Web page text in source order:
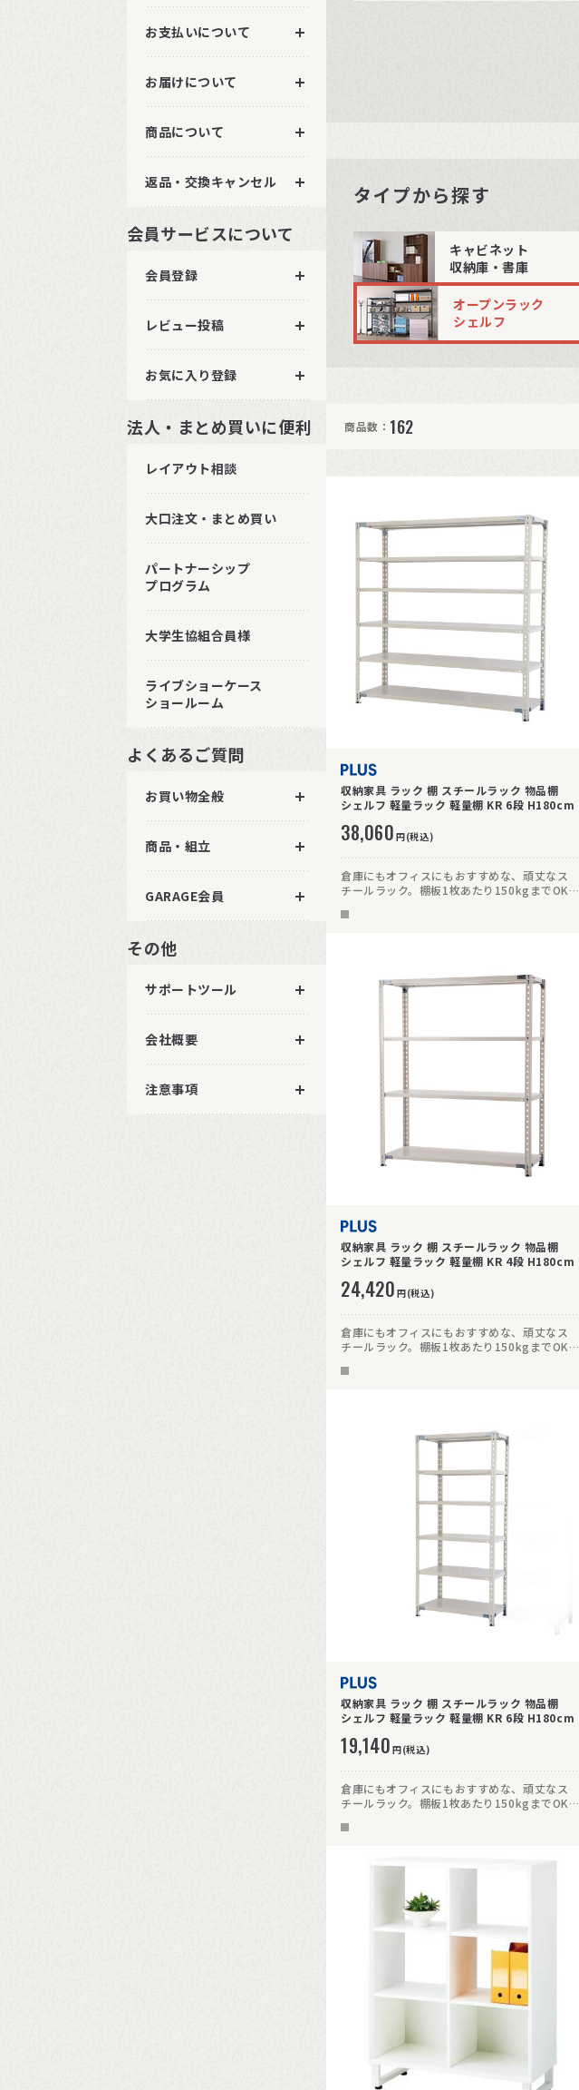
お支払いについて
お届けについて
商品について
返品・交換キャンセル
会員サービスについて
会員登録
レビュー投稿
お気に入り登録
法人・まとめ買いに便利
レイアウト相談
大口注文・まとめ買い
パートナーシップ
プログラム
大学生協組合員様
ライブショーケース
ショールーム
よくあるご質問
お買い物全般
商品・組立
GARAGE会員
その他
サポートツール
会社概要
注意事項
タイプから探す
キャビネット
収納庫・書庫
オープンラック
シェルフ
商品数： 162
収納家具 ラック 棚 スチールラック 物品棚
シェルフ 軽量ラック 軽量棚 KR 6段 H180cm
38,060 円(税込)
倉庫にもオフィスにもおすすめな、頑丈なス
チールラック。棚板1枚あたり150kgまでOKで
収納家具 ラック 棚 スチールラック 物品棚
シェルフ 軽量ラック 軽量棚 KR 4段 H180cm
24,420 円(税込)
倉庫にもオフィスにもおすすめな、頑丈なス
チールラック。棚板1枚あたり150kgまでOKで
収納家具 ラック 棚 スチールラック 物品棚
シェルフ 軽量ラック 軽量棚 KR 6段 H180cm
19,140 円(税込)
倉庫にもオフィスにもおすすめな、頑丈なス
チールラック。棚板1枚あたり150kgまでOKで